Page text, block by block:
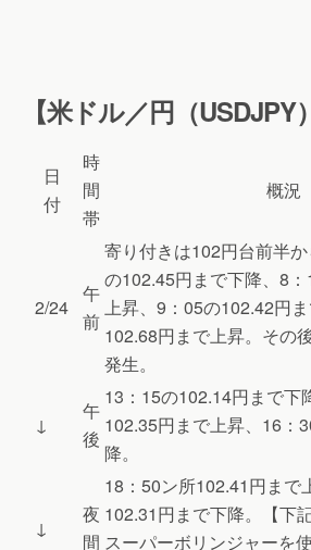
【米ドル／円（USDJPY
日
付
時
間
帯
概況
2/24
午
前
寄り付きは102円台前半
の102.45円まで下降、8
上昇、9：05の102.42円
102.68円まで上昇。その
発生。
↓
午
後
13：15の102.14円まで下
102.35円まで上昇、16：
降。
↓
夜
間
18：50ン所102.41円まで
102.31円まで下降。【下
スーパーボリンジャーを